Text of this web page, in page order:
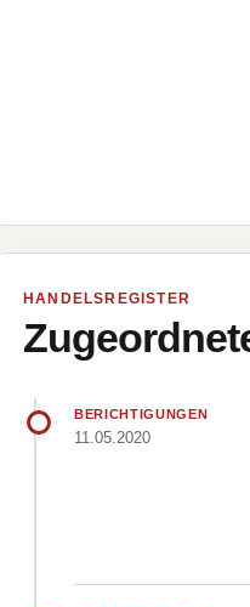
HANDELSREGISTER
BERICHTIGUNGEN
11.05.2020